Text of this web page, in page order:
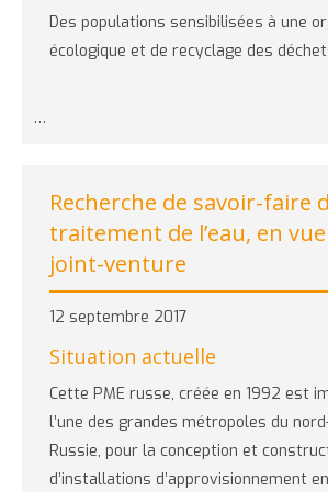
Des populations sensibilisées à une
écologique et de recyclage des
…
Recherche de savoir-faire
traitement de l’eau, en vue
joint-venture
12 septembre 2017
Situation actuelle
Cette PME russe, créée en 1992 est
l’une des grandes métropoles du
Russie, pour la conception et
d’installations d’approvisionnement